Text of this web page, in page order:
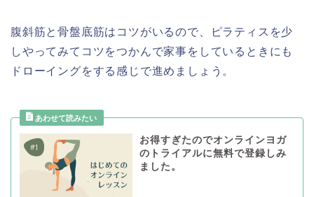
腹斜筋と骨盤底筋はコツがいるので、ピラティスを少
しやってみてコツをつかんで家事をしているときにも
ドローイングをする感じで進めましょう。
お得すぎたのでオンラインヨガ
のトライアルに無料で登録しみ
ました。